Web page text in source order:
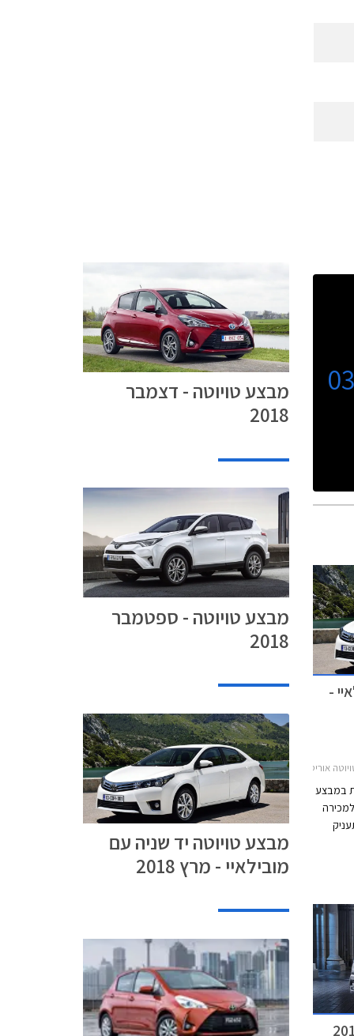
-
2016-2019מבצע טויוטה ומובילאיי
במבצע
מבצע טויוטה - דצמבר
2018
מבצע טויוטה - ספטמבר
2018
מבצע טויוטה יד שניה עם
מובילאיי - מרץ 2018